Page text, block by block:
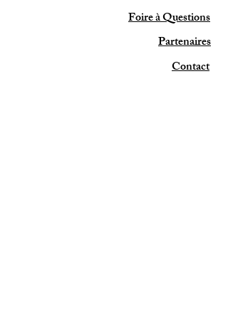
Foire à Questions
Partenaires
Contact